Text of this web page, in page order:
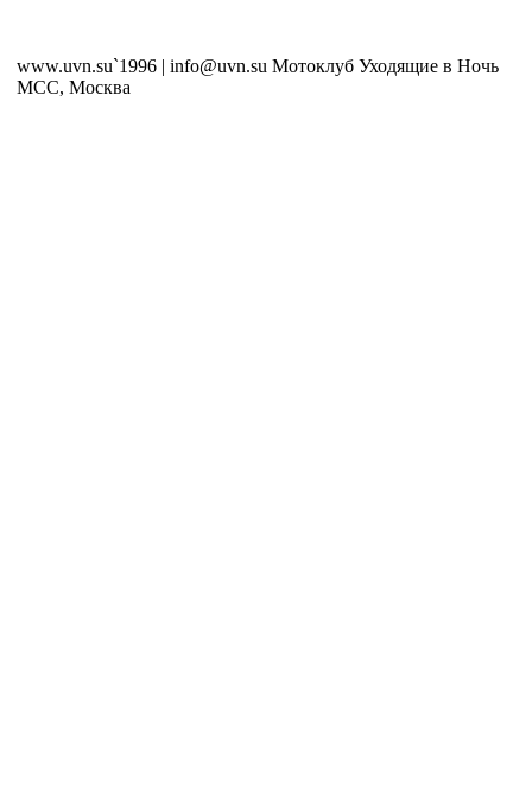
www.uvn.su`1996 | info@uvn.su Мотоклуб Уходящие в Ночь
MCC, Москва